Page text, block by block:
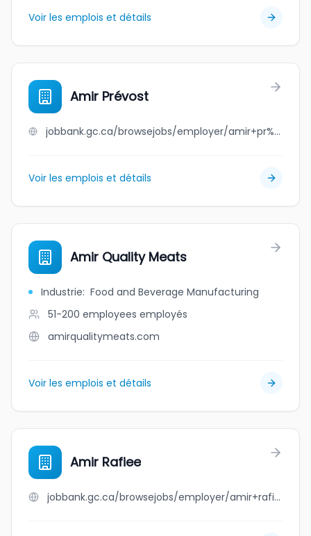
Voir les emplois et détails
Amir Prévost
jobbank.gc.ca/browsejobs/employer/amir+pr%C3%A9vost/ca
Voir les emplois et détails
Amir Quality Meats
Industrie: Food and Beverage Manufacturing
51-200 employees employés
amirqualitymeats.com
Voir les emplois et détails
Amir Rafiee
jobbank.gc.ca/browsejobs/employer/amir+rafiee/ca